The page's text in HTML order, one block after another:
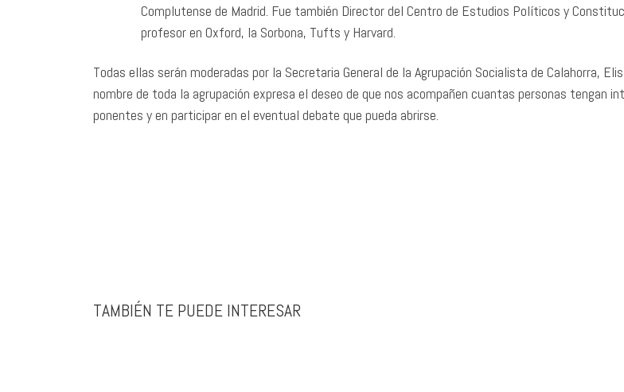
Complutense de Madrid. Fue también Director del Centro de Estudios Políticos y
profesor en Oxford, la Sorbona, Tufts y Harvard.
Todas ellas serán moderadas por la Secretaria General de la Agrupación Socialista de Calahorra,
nombre de toda la agrupación expresa el deseo de que nos acompañen cuantas personas tengan
ponentes y en participar en el eventual debate que pueda abrirse.
TAMBIÉN TE PUEDE INTERESAR